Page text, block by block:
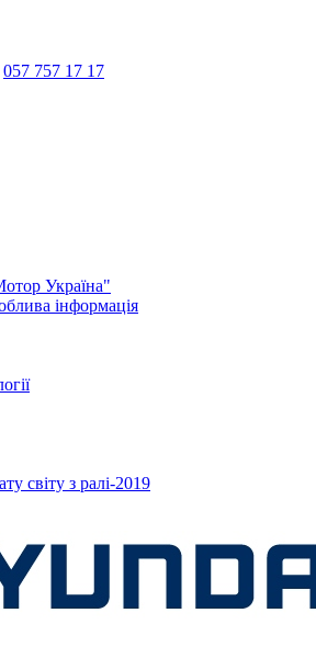
057 757 17 17
Україна"
інформація
світу з ралі-2019